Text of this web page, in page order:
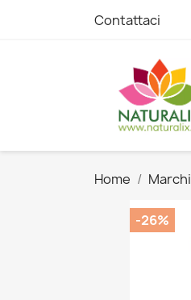
Contattaci
Home Marchi
-26%